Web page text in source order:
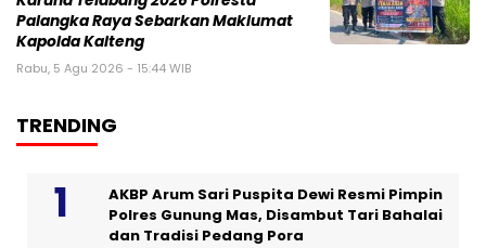
Palangka Raya Sebarkan Maklumat
Kapolda Kalteng
Rabu, 5 Agu 2026 - 15:44 WIB
TRENDING
AKBP Arum Sari Puspita Dewi Resmi Pimpin
Polres Gunung Mas, Disambut Tari Bahalai
dan Tradisi Pedang Pora